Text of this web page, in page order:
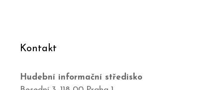
Kontakt
Hudební informační středisko